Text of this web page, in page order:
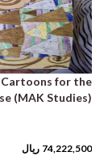
for the
(MAK Studies)
74,222,500 ریال